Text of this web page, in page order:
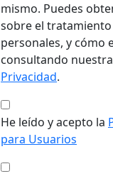
mismo. Puedes
sobre el
personales, y cómo
consultando nuestra
Privacidad.
He leído y acepto la
para Usuarios